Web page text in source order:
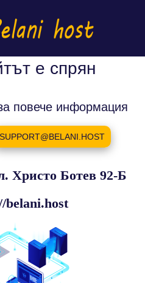
е спрян
повече информация
SUPPORT@BELANI.HOST
Христо Ботев 92-Б
belani.host